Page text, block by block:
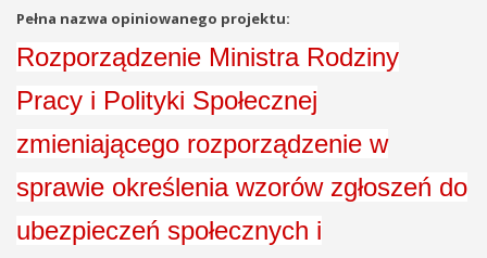
Pełna nazwa opiniowanego projektu:
Rozporządzenie Ministra Rodziny
Pracy i Polityki Społecznej
zmieniającego rozporządzenie w
sprawie określenia wzorów zgłoszeń do
ubezpieczeń społecznych i